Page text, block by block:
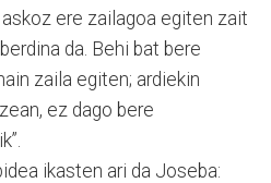
ere zailagoa egiten zait
da. Behi bat bere
zaila egiten; ardiekin
ez dago bere
ikasten ari da Joseba: